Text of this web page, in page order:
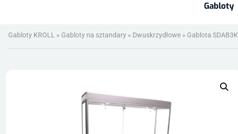
Gabloty
Gabloty KROLL » Gabloty na sztandary » Dwuskrzydłowe » Gablota SDAB3K